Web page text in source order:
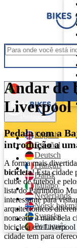
Português
English
Español
Deutsch
Français
Dansk
Italiano
Nederlands
Norsk
Svenska
Português
Andar de
Liverpool
Pedala com a
introdução a
A forma mais
bicicleta! Esta cidade
clube de futebol e
lista do Património
interessante para
arquitectónicos
nomeada a mais bela
bicicleta em Liverpool
cidade tem para